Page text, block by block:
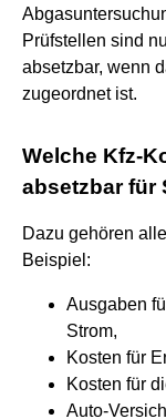
Prüfstellen sind
absetzbar, wenn
zugeordnet ist.
Welche Kfz-
absetzbar für
Dazu gehören
Beispiel:
Ausgaben
Strom,
Kosten für
Kosten für
Auto-